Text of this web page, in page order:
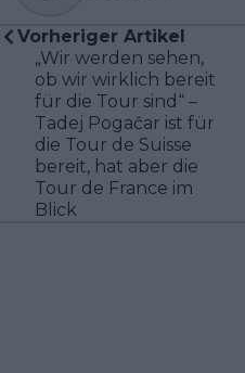
Vorheriger Artikel
„Wir werden sehen,
ob wir wirklich bereit
für die Tour sind“ –
Tadej Pogačar ist für
die Tour de Suisse
bereit, hat aber die
Tour de France im
Blick